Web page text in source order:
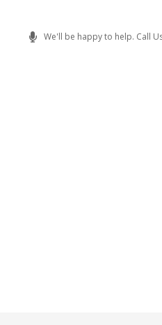
content
We'll be happy to help. Call